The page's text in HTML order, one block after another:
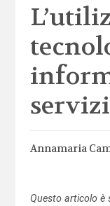
Annamaria
Questo articolo è